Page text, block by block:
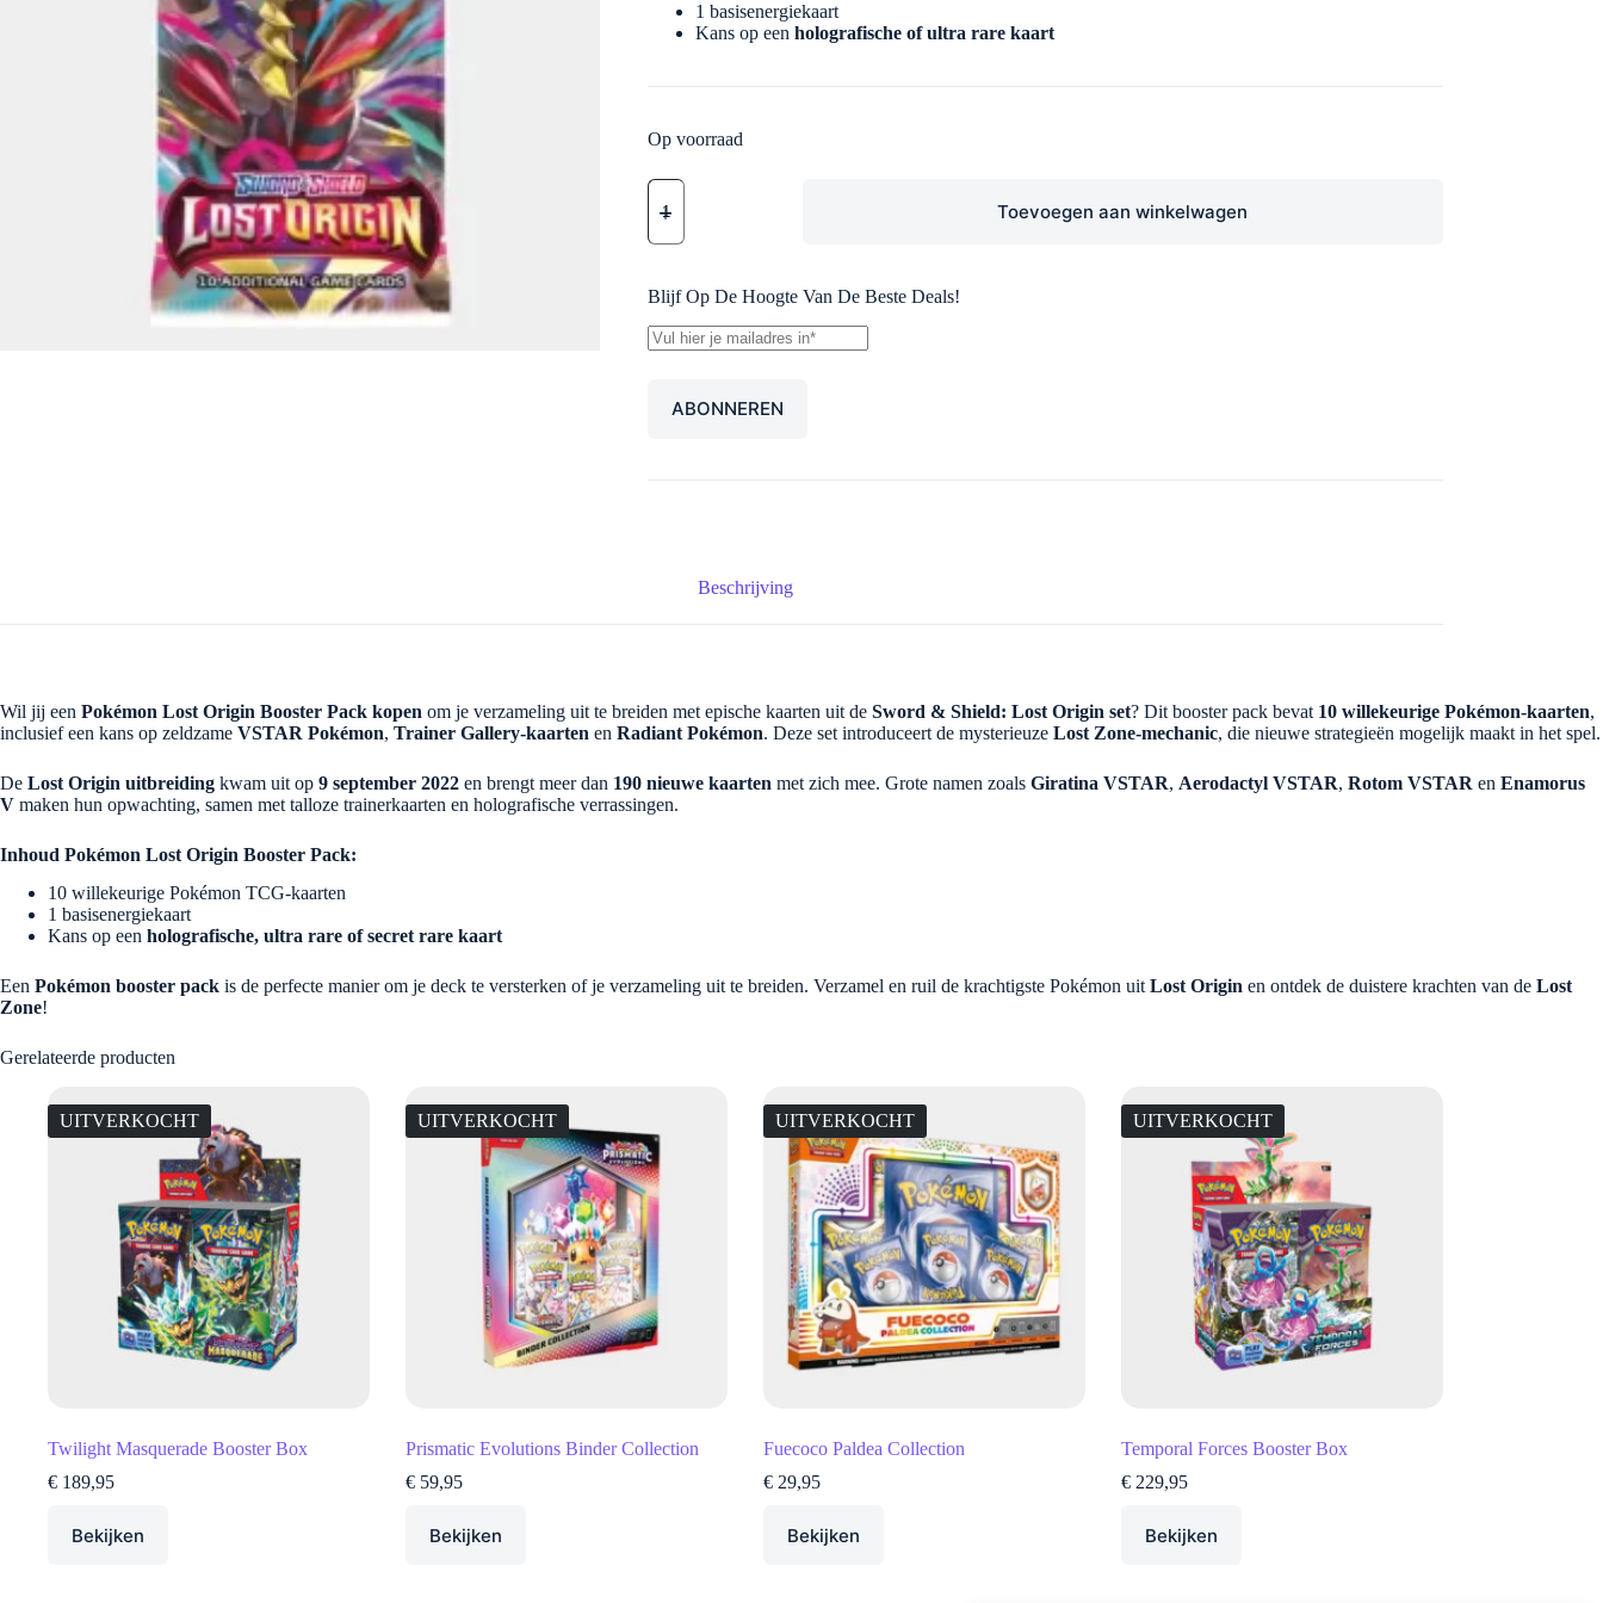
1 basisenergiekaart
Kans op een holografische of ultra rare kaart
Op voorraad
Lost
Origin
Pack
Toevoegen aan winkelwagen
Blijf Op De Hoogte Van De Beste Deals!
Beschrijving
Wil jij een Pokémon Lost Origin Booster Pack kopen om je verzameling uit te breiden met epische kaarten uit de Sword & Shield: Lost Origin set? Dit booster pack bevat 10 willekeurige Pokémon-kaarten,
inclusief een kans op zeldzame VSTAR Pokémon, Trainer Gallery-kaarten en Radiant Pokémon. Deze set introduceert de mysterieuze Lost Zone-mechanic, die nieuwe strategieën mogelijk maakt in het spel.
De Lost Origin uitbreiding kwam uit op 9 september 2022 en brengt meer dan 190 nieuwe kaarten met zich mee. Grote namen zoals Giratina VSTAR, Aerodactyl VSTAR, Rotom VSTAR en Enamorus
V maken hun opwachting, samen met talloze trainerkaarten en holografische verrassingen.
Inhoud Pokémon Lost Origin Booster Pack:
10 willekeurige Pokémon TCG-kaarten
1 basisenergiekaart
Kans op een holografische, ultra rare of secret rare kaart
Een Pokémon booster pack is de perfecte manier om je deck te versterken of je verzameling uit te breiden. Verzamel en ruil de krachtigste Pokémon uit Lost Origin en ontdek de duistere krachten van de Lost
Zone!
Gerelateerde producten
UITVERKOCHT
Twilight Masquerade Booster Box
€ 189,95
Bekijken
UITVERKOCHT
Prismatic Evolutions Binder Collection
€59,95
Bekijken
UITVERKOCHT
Fuecoco Paldea Collection
€29,95
Bekijken
UITVERKOCHT
Temporal Forces Booster Box
€229,95
Bekijken